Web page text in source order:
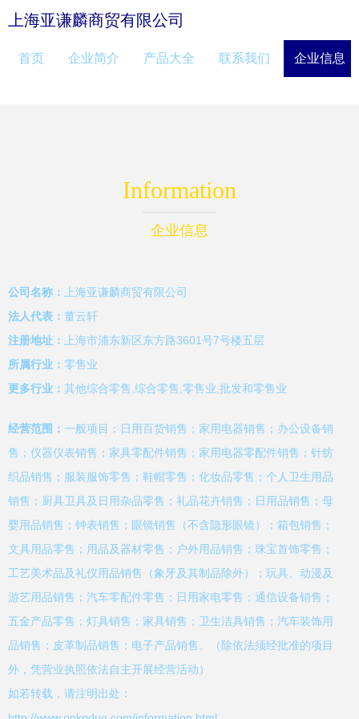
上海亚谦麟商贸有限公司
首页 企业简介 产品大全 联系我们 企业信息
Information
企业信息
公司名称：
上海亚谦麟商贸有限公司
法人代表： 董云轩
注册地址：
上海市浦东新区东方路3601号7号楼五层
所属行业： 零售业
更多行业： 其他综合零售,综合零售,零售业,批发和零售业
经营范围： 一般项目：日用百货销售；家用电器销售；办公设备销
售；仪器仪表销售；家具零配件销售；家用电器零配件销售；针纺
织品销售；服装服饰零售；鞋帽零售；化妆品零售；个人卫生用品
销售；厨具卫具及日用杂品零售；礼品花卉销售；日用品销售；母
婴用品销售；钟表销售；眼镜销售（不含隐形眼镜）；箱包销售；
文具用品零售；用品及器材零售；户外用品销售；珠宝首饰零售；
工艺美术品及礼仪用品销售（象牙及其制品除外）；玩具、动漫及
游艺用品销售；汽车零配件零售；日用家电零售；通信设备销售；
五金产品零售；灯具销售；家具销售；卫生洁具销售；汽车装饰用
品销售；皮革制品销售；电子产品销售。（除依法须经批准的项目
外，凭营业执照依法自主开展经营活动）
如若转载，请注明出处：